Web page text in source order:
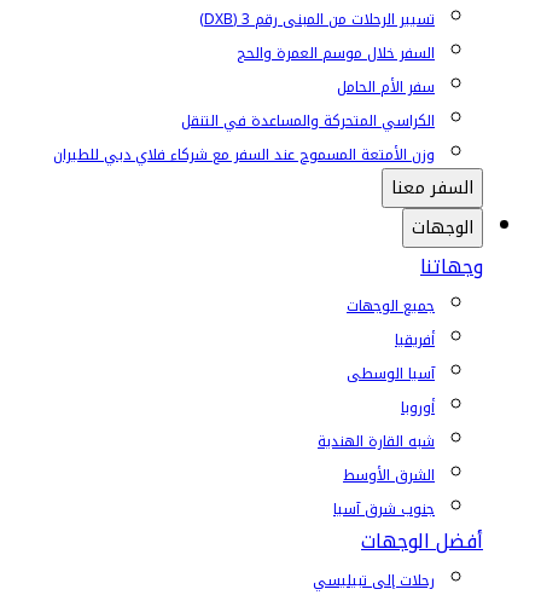
تسيير الرحلات من المبنى رقم 3 (DXB)
السفر خلال موسم العمرة والحج
سفر الأم الحامل
الكراسي المتحركة والمساعدة في التنقل
وزن الأمتعة المسموح عند السفر مع شركاء فلاي دبي للطيران
السفر معنا
الوجهات
وجهاتنا
جميع الوجهات
أفريقيا
آسيا الوسطى
أوروبا
شبه القارة الهندية
الشرق الأوسط
جنوب شرق آسيا
أفضل الوجهات
رحلات إلى تبيليسي